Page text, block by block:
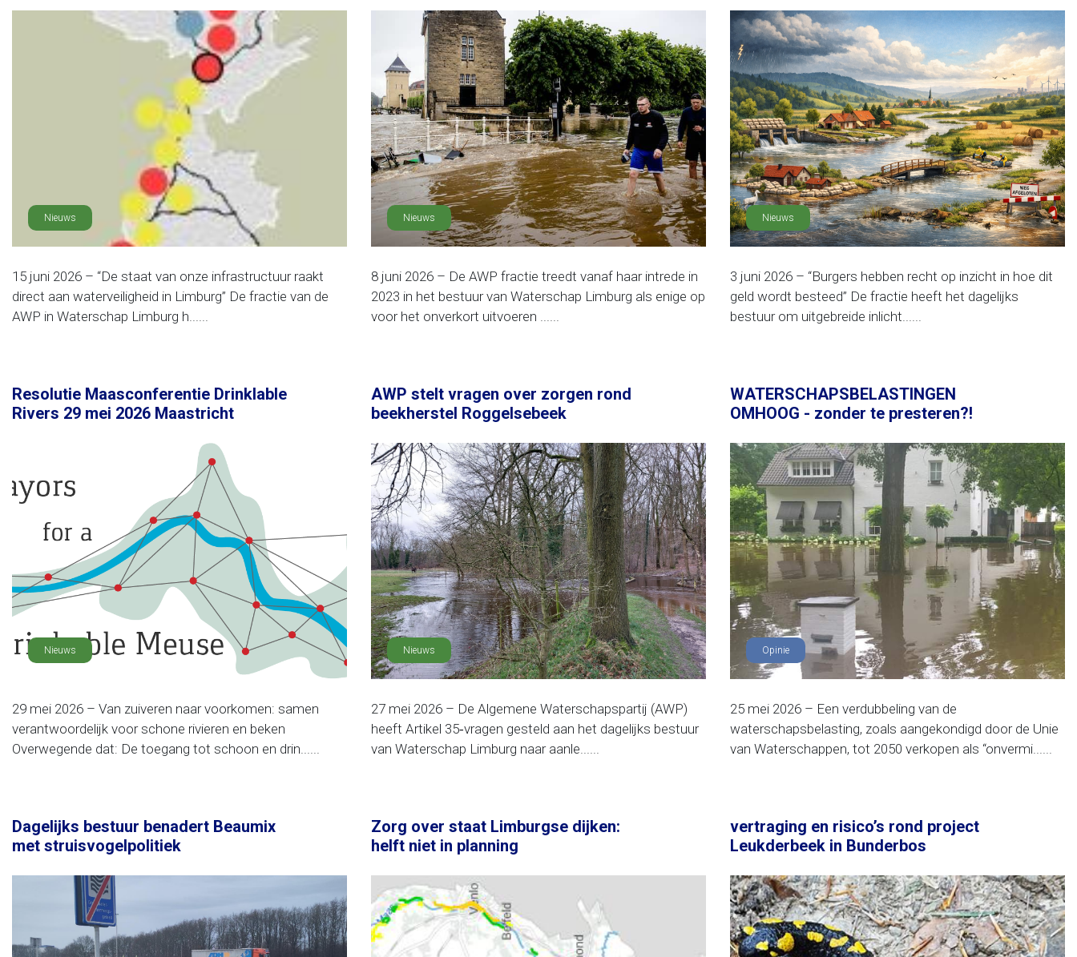
Nieuws
15 juni 2026 – “De staat van onze infrastructuur raakt
direct aan waterveiligheid in Limburg” De fractie van de
AWP in Waterschap Limburg h......
Nieuws
8 juni 2026 – De AWP fractie treedt vanaf haar intrede in
2023 in het bestuur van Waterschap Limburg als enige op
voor het onverkort uitvoeren ......
Nieuws
3 juni 2026 – “Burgers hebben recht op inzicht in hoe dit
geld wordt besteed” De fractie heeft het dagelijks
bestuur om uitgebreide inlicht......
Resolutie Maasconferentie Drinklable
Rivers 29 mei 2026 Maastricht
Nieuws
29 mei 2026 – Van zuiveren naar voorkomen: samen
verantwoordelijk voor schone rivieren en beken
Overwegende dat: De toegang tot schoon en drin......
AWP stelt vragen over zorgen rond
beekherstel Roggelsebeek
Nieuws
27 mei 2026 – De Algemene Waterschapspartij (AWP)
heeft Artikel 35‑vragen gesteld aan het dagelijks bestuur
van Waterschap Limburg naar aanle......
WATERSCHAPSBELASTINGEN
OMHOOG - zonder te presteren?!
Opinie
25 mei 2026 – Een verdubbeling van de
waterschapsbelasting, zoals aangekondigd door de Unie
van Waterschappen, tot 2050 verkopen als “onvermi......
Dagelijks bestuur benadert Beaumix
met struisvogelpolitiek
Zorg over staat Limburgse dijken:
helft niet in planning
vertraging en risico’s rond project
Leukderbeek in Bunderbos